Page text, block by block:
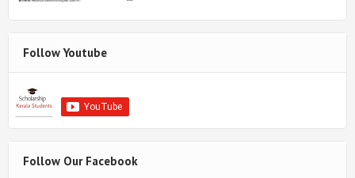
Follow Youtube
Follow Our Facebook